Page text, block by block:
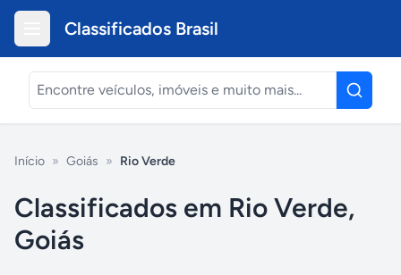
Classificados Brasil
Início » Goiás » Rio Verde
Classificados em Rio Verde,
Goiás